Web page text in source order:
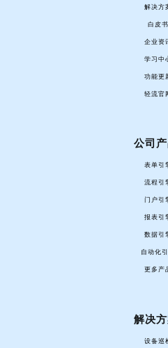
解决方
白皮书
企业资
学习中
功能更
轻流官
公司
表单引
流程引
门户引
报表引
数据引
自动化
更多产
解决
设备巡